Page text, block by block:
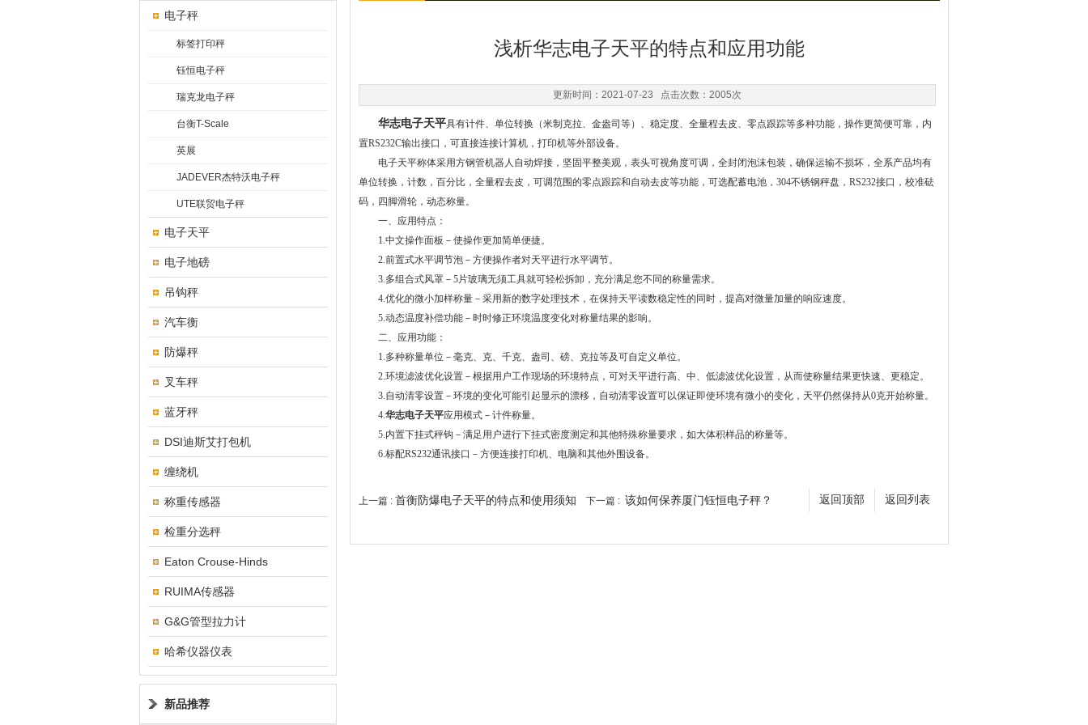
电子秤
标签打印秤
钰恒电子秤
瑞克龙电子秤
台衡T-Scale
英展
JADEVER杰特沃电子秤
UTE联贸电子秤
电子天平
电子地磅
吊钩秤
汽车衡
防爆秤
叉车秤
蓝牙秤
DSI迪斯艾打包机
缠绕机
称重传感器
检重分选秤
Eaton Crouse-Hinds
RUIMA传感器
G&G管型拉力计
哈希仪器仪表
新品推荐
浅析华志电子天平的特点和应用功能
更新时间：2021-07-23 点击次数：2005次
华志电子天平具有计件、单位转换（米制克拉、金盎司等）、稳定度、全量程去皮、零点跟踪等多种功能，操作更简便可靠，内
置RS232C输出接口，可直接连接计算机，打印机等外部设备。
电子天平称体采用方钢管机器人自动焊接，坚固平整美观，表头可视角度可调，全封闭泡沫包装，确保运输不损坏，全系产品均有
单位转换，计数，百分比，全量程去皮，可调范围的零点跟踪和自动去皮等功能，可选配蓄电池，304不锈钢秤盘，RS232接口，校准砝
码，四脚滑轮，动态称量。
一、应用特点：
1.中文操作面板－使操作更加简单便捷。
2.前置式水平调节泡－方便操作者对天平进行水平调节。
3.多组合式风罩－5片玻璃无须工具就可轻松拆卸，充分满足您不同的称量需求。
4.优化的微小加样称量－采用新的数字处理技术，在保持天平读数稳定性的同时，提高对微量加量的响应速度。
5.动态温度补偿功能－时时修正环境温度变化对称量结果的影响。
二、应用功能：
1.多种称量单位－毫克、克、千克、盎司、磅、克拉等及可自定义单位。
2.环境滤波优化设置－根据用户工作现场的环境特点，可对天平进行高、中、低滤波优化设置，从而使称量结果更快速、更稳定。
3.自动清零设置－环境的变化可能引起显示的漂移，自动清零设置可以保证即使环境有微小的变化，天平仍然保持从0克开始称量。
4.华志电子天平应用模式－计件称量。
5.内置下挂式秤钩－满足用户进行下挂式密度测定和其他特殊称量要求，如大体积样品的称量等。
6.标配RS232通讯接口－方便连接打印机、电脑和其他外围设备。
返回列表
返回顶部
上一篇 : 首衡防爆电子天平的特点和使用须知 下一篇 : 该如何保养厦门钰恒电子秤？